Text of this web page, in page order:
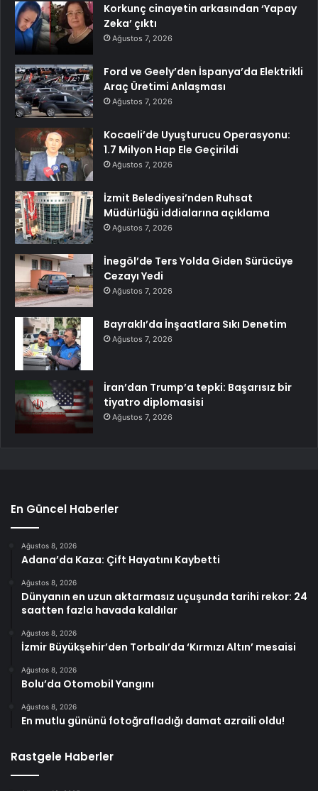
Korkunç cinayetin arkasından ‘Yapay
Zeka’ çıktı
Ağustos 7, 2026
Ford ve Geely’den İspanya’da Elektrikli
Araç Üretimi Anlaşması
Ağustos 7, 2026
Kocaeli’de Uyuşturucu Operasyonu:
1.7 Milyon Hap Ele Geçirildi
Ağustos 7, 2026
İzmit Belediyesi’nden Ruhsat
Müdürlüğü iddialarına açıklama
Ağustos 7, 2026
İnegöl’de Ters Yolda Giden Sürücüye
Cezayı Yedi
Ağustos 7, 2026
Bayraklı’da İnşaatlara Sıkı Denetim
Ağustos 7, 2026
İran’dan Trump’a tepki: Başarısız bir
tiyatro diplomasisi
Ağustos 7, 2026
En Güncel Haberler
Ağustos 8, 2026
Adana’da Kaza: Çift Hayatını Kaybetti
Ağustos 8, 2026
Dünyanın en uzun aktarmasız uçuşunda tarihi rekor: 24
saatten fazla havada kaldılar
Ağustos 8, 2026
İzmir Büyükşehir’den Torbalı’da ‘Kırmızı Altın’ mesaisi
Ağustos 8, 2026
Bolu’da Otomobil Yangını
Ağustos 8, 2026
En mutlu gününü fotoğrafladığı damat azraili oldu!
Rastgele Haberler